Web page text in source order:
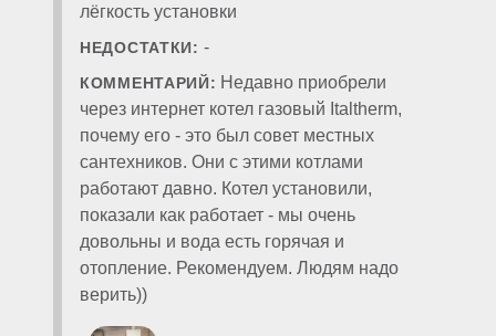
лёгкость установки
НЕДОСТАТКИ: -
КОММЕНТАРИЙ: Недавно приобрели
через интернет котел газовый Italtherm,
почему его - это был совет местных
сантехников. Они с этими котлами
работают давно. Котел установили,
показали как работает - мы очень
довольны и вода есть горячая и
отопление. Рекомендуем. Людям надо
верить))